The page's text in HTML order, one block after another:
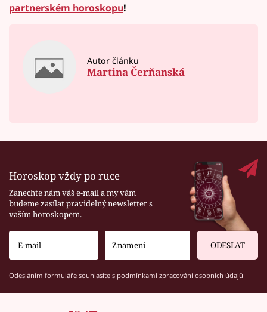
partnerském horoskopu!
Autor článku
Martina Čerňanská
Horoskop vždy po ruce
Zanechte nám váš e-mail a my vám
budeme zasílat pravidelný newsletter s
vaším horoskopem.
ODESLAT
Odesláním formuláře souhlasíte s podmínkami zpracování osobních údajů